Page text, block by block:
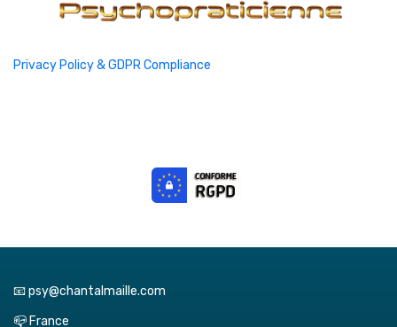
Privacy Policy & GDPR Compliance
📧 psy@chantalmaille.com
📪 France